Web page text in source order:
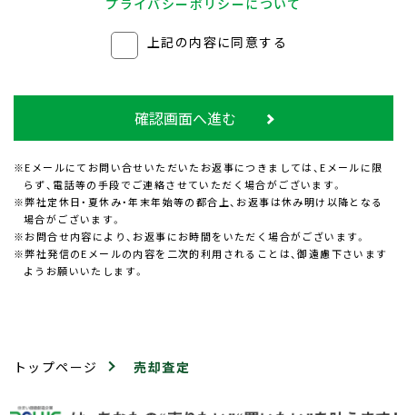
プライバシーポリシーについて
上記の内容に同意する
確認画面へ進む
※Eメールにてお問い合せいただいたお返事につきましては、Eメールに限
らず、電話等の手段でご連絡させていただく場合がございます。
※弊社定休日・夏休み・年末年始等の都合上、お返事は休み明け以降となる
場合がございます。
※お問合せ内容により、お返事にお時間をいただく場合がございます。
※弊社発信のEメールの内容を二次的利用されることは、御遠慮下さいます
ようお願いいたします。
トップページ 売却査定